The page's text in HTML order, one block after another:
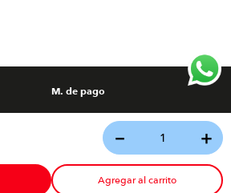
＋
－
Agregar al carrito
M. de pago
reservados Almacenes Japon